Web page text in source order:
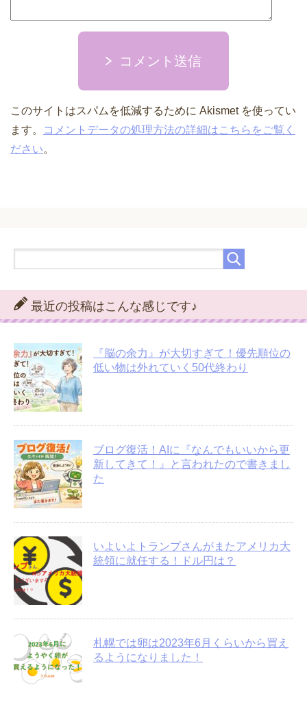
コメント送信
このサイトはスパムを低減するために Akismet を使ってい
ます。
コメントデータの処理方法の詳細はこちらをご覧く
ださい。
最近の投稿はこんな感じです♪
『脳の余力』が大切すぎて！優先順位の
低い物は外れていく50代終わり
ブログ復活！AIに『なんでもいいから更
新してきて！』と言われたので書きまし
た
いよいよトランプさんがまたアメリカ大
統領に就任する！ドル円は？
札幌では卵は2023年6月くらいから買え
るようになりました！